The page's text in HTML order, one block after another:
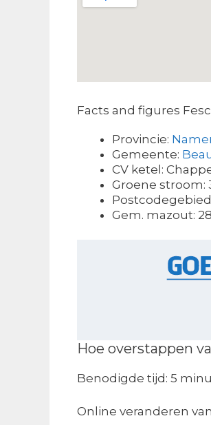
Facts and figures
Provincie:
Gemeente:
CV ketel:
Groene stroom:
Gem. mazout:
Hoe overstappen
Benodigde tijd: 5
Online veranderen